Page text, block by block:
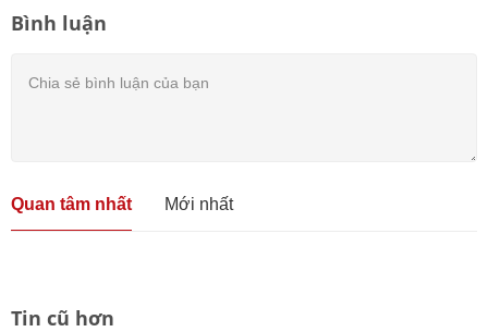
Bình luận
Quan tâm nhất Mới nhất
Tin cũ hơn